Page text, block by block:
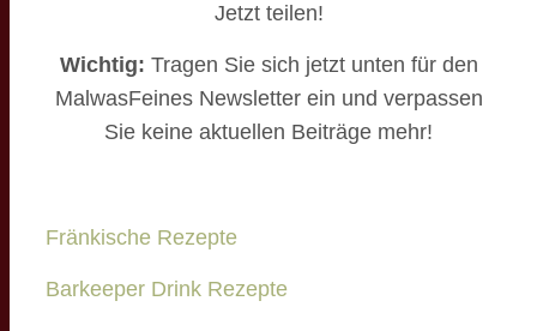
Jetzt teilen!
Wichtig: Tragen Sie sich jetzt unten für den
MalwasFeines Newsletter ein und verpassen
Sie keine aktuellen Beiträge mehr!
Fränkische Rezepte
Barkeeper Drink Rezepte